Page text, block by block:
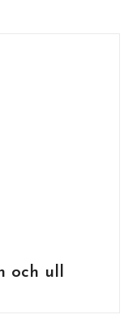
och ull